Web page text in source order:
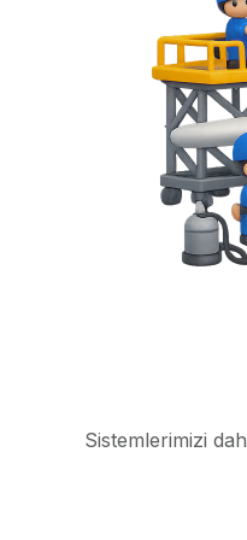
Sistemlerimizi